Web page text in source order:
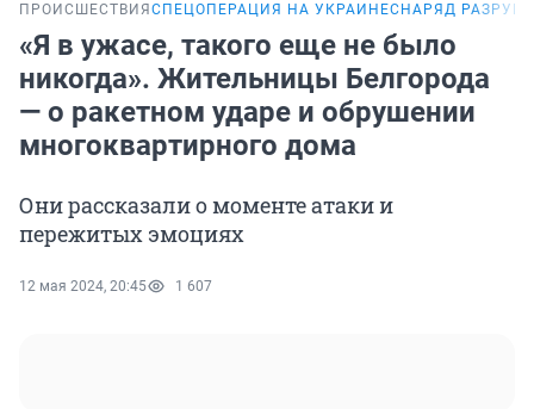
ПРОИСШЕСТВИЯ СПЕЦОПЕРАЦИЯ НА УКРАИНЕСНАРЯД
«Я в ужасе, такого еще не было
никогда». Жительницы Белгорода
— о ракетном ударе и обрушении
многоквартирного дома
Они рассказали о моменте атаки и
пережитых эмоциях
12 мая 2024, 20:45 1 607